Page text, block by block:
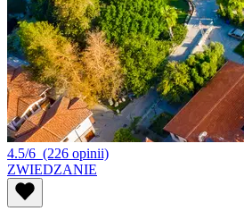
4.5/6 (226 opinii)
ZWIEDZANIE